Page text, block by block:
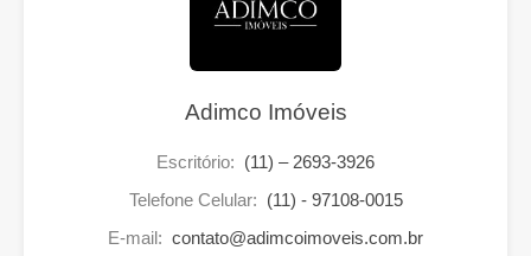
Adimco Imóveis
Escritório: (11) – 2693-3926
Telefone Celular: (11) - 97108-0015
E-mail: contato@adimcoimoveis.com.br